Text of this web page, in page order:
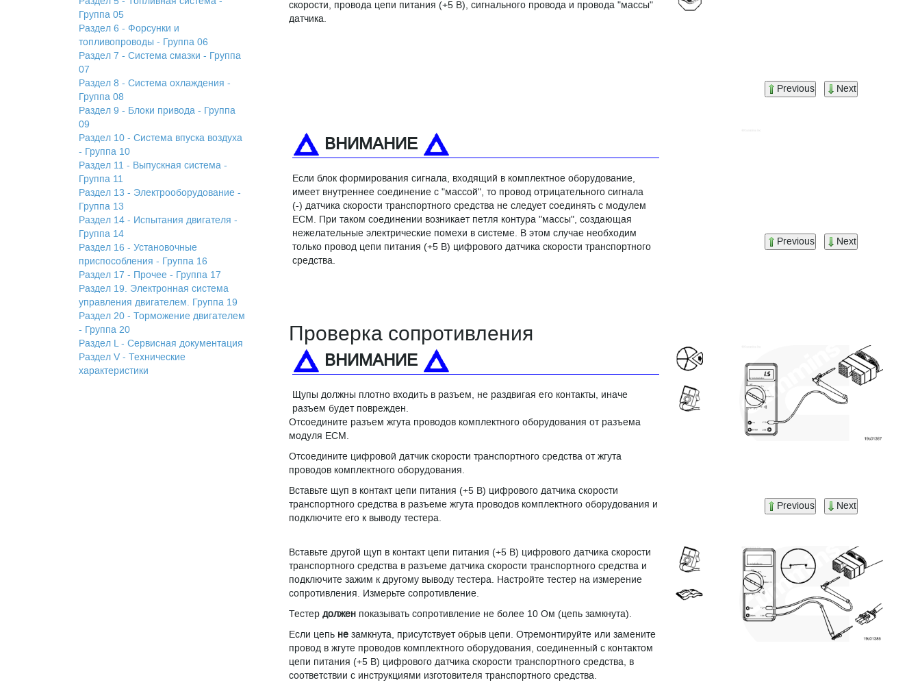
Группа 05
Раздел 6 - Форсунки и
топливопроводы - Группа 06
Раздел 7 - Система смазки - Группа
07
Раздел 8 - Система охлаждения -
Группа 08
Раздел 9 - Блоки привода - Группа
09
Раздел 10 - Система впуска воздуха
- Группа 10
Раздел 11 - Выпускная система -
Группа 11
Раздел 13 - Электрооборудование -
Группа 13
Раздел 14 - Испытания двигателя -
Группа 14
Раздел 16 - Установочные
приспособления - Группа 16
Раздел 17 - Прочее - Группа 17
Раздел 19. Электронная система
управления двигателем. Группа 19
Раздел 20 - Торможение двигателем
- Группа 20
Раздел L - Сервисная документация
Раздел V - Технические
характеристики
скорости, провода цепи питания (+5 В), сигнального провода и провода "массы"
датчика.
Previous Next
ВНИМАНИЕ
Если блок формирования сигнала, входящий в комплектное оборудование,
имеет внутреннее соединение с "массой", то провод отрицательного сигнала
(-) датчика скорости транспортного средства не следует соединять с модулем
ECM. При таком соединении возникает петля контура "массы", создающая
нежелательные электрические помехи в системе. В этом случае необходим
только провод цепи питания (+5 В) цифрового датчика скорости транспортного
средства.
Previous Next
Проверка сопротивления
ВНИМАНИЕ
Щупы должны плотно входить в разъем, не раздвигая его контакты, иначе
разъем будет поврежден.
Отсоедините разъем жгута проводов комплектного оборудования от разъема
модуля ЕСМ.
Отсоедините цифровой датчик скорости транспортного средства от жгута
проводов комплектного оборудования.
Вставьте щуп в контакт цепи питания (+5 В) цифрового датчика скорости
транспортного средства в разъеме жгута проводов комплектного оборудования и
подключите его к выводу тестера.
Previous Next
Вставьте другой щуп в контакт цепи питания (+5 В) цифрового датчика скорости
транспортного средства в разъеме датчика скорости транспортного средства и
подключите зажим к другому выводу тестера. Настройте тестер на измерение
сопротивления. Измерьте сопротивление.
Тестер долженпоказывать сопротивление не более 10 Ом (цепь замкнута).
Если цепь незамкнута, присутствует обрыв цепи. Отремонтируйте или замените
провод в жгуте проводов комплектного оборудования, соединенный с контактом
цепи питания (+5 В) цифрового датчика скорости транспортного средства, в
соответствии с инструкциями изготовителя транспортного средства.